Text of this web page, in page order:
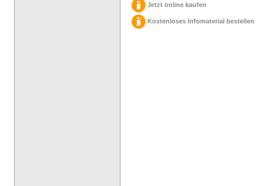
Jetzt online kaufen
Kostenloses Infomaterial bestellen